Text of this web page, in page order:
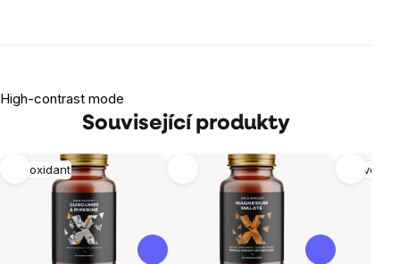
High-contrast mode
Související produkty
Antioxidant Nervová